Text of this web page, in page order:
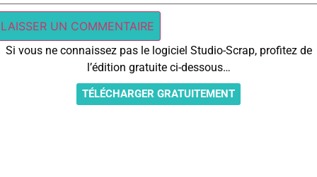
Si vous ne connaissez pas le logiciel Studio-Scrap, profitez de
l’édition gratuite ci-dessous…
TÉLÉCHARGER GRATUITEMENT